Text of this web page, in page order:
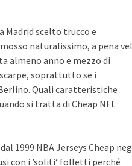
Madrid scelto trucco e
naturalissimo, a pena
almeno anno e mezzo di
soprattutto se i
Quali caratteristiche
si tratta di Cheap NFL
1999 NBA Jerseys Cheap
con i ’soliti‘ folletti perché